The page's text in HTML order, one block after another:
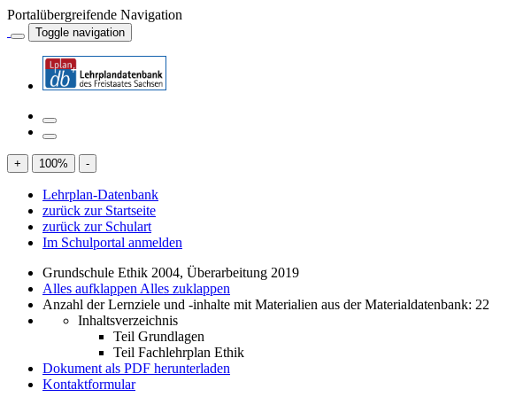
Portalübergreifende Navigation
Toggle navigation
+ 100% -
Lehrplan-Datenbank
zurück zur Startseite
zurück zur Schulart
Im Schulportal anmelden
Grundschule Ethik 2004, Überarbeitung 2019
Alles aufklappen Alles zuklappen
Anzahl der Lernziele und -inhalte mit Materialien aus der Materialdatenbank: 22
Inhaltsverzeichnis
Teil Grundlagen
Teil Fachlehrplan Ethik
Dokument als PDF herunterladen
Kontaktformular